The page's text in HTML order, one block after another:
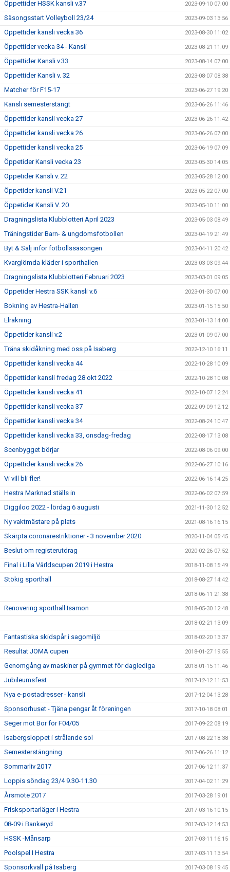
Öppettider HSSK kansli v.37 2023-09-10 07:00
Säsongsstart Volleyboll 23/24 2023-09-03 13:56
Öppettider kansli vecka 36 2023-08-30 11:02
Öppettider vecka 34 - Kansli 2023-08-21 11:09
Öppettider Kansli v.33 2023-08-14 07:00
Öppettider Kansli v. 32 2023-08-07 08:38
Matcher för F15-17 2023-06-27 19:20
Kansli semesterstängt 2023-06-26 11:46
Öppettider kansli vecka 27 2023-06-26 11:42
Öppettider kansli vecka 26 2023-06-26 07:00
Öppettider kansli vecka 25 2023-06-19 07:09
Öppetider Kansli vecka 23 2023-05-30 14:05
Öppetider Kansli v. 22 2023-05-28 12:00
Öppetider kansli V.21 2023-05-22 07:00
Öppetider Kansli V. 20 2023-05-10 11:00
Dragningslista Klubblotteri April 2023 2023-05-03 08:49
Träningstider Barn- & ungdomsfotbollen 2023-04-19 21:49
Byt & Sälj inför fotbollssäsongen 2023-04-11 20:42
Kvarglömda kläder i sporthallen 2023-03-03 09:44
Dragningslista Klubblotteri Februari 2023 2023-03-01 09:05
Öppetider Hestra SSK kansli v.6 2023-01-30 07:00
Bokning av Hestra-Hallen 2023-01-15 15:50
Elräkning 2023-01-13 14:00
Öppetider kansli v.2 2023-01-09 07:00
Träna skidåkning med oss på Isaberg 2022-12-10 16:11
Öppettider kansli vecka 44 2022-10-28 10:09
Öppettider kansli fredag 28 okt 2022 2022-10-28 10:08
Öppettider kansli vecka 41 2022-10-07 12:24
Öppettider kansli vecka 37 2022-09-09 12:12
Öppettider kansli vecka 34 2022-08-24 10:47
Öppettider kansli vecka 33, onsdag-fredag 2022-08-17 13:08
Scenbygget börjar 2022-08-06 09:00
Öppettider kansli vecka 26 2022-06-27 10:16
Vi vill bli fler! 2022-06-16 14:25
Hestra Marknad ställs in 2022-06-02 07:59
Diggiloo 2022 - lördag 6 augusti 2021-11-30 12:52
Ny vaktmästare på plats 2021-08-16 16:15
Skärpta coronarestriktioner - 3 november 2020 2020-11-04 05:45
Beslut om registerutdrag 2020-02-26 07:52
Final i Lilla Världscupen 2019 i Hestra 2018-11-08 15:49
Stökig sporthall 2018-08-27 14:42
2018-06-11 21:38
Renovering sporthall Isamon 2018-05-30 12:48
2018-02-21 13:09
Fantastiska skidspår i sagomiljö 2018-02-20 13:37
Resultat JOMA cupen 2018-01-27 19:55
Genomgång av maskiner på gymmet för daglediga 2018-01-15 11:46
Jubileumsfest 2017-12-12 11:53
Nya e-postadresser - kansli 2017-12-04 13:28
Sponsorhuset - Tjäna pengar åt föreningen 2017-10-18 08:01
Seger mot Bor för F04/05 2017-09-22 08:19
Isabergsloppet i strålande sol 2017-08-22 18:38
Semesterstängning 2017-06-26 11:12
Sommarliv 2017 2017-06-12 11:37
Loppis söndag 23/4 9.30-11.30 2017-04-02 11:29
Årsmöte 2017 2017-03-28 19:01
Frisksportarläger i Hestra 2017-03-16 10:15
08-09 i Bankeryd 2017-03-12 14:53
HSSK -Månsarp 2017-03-11 16:15
Poolspel I Hestra 2017-03-11 13:54
Sponsorkväll på Isaberg 2017-03-08 19:45